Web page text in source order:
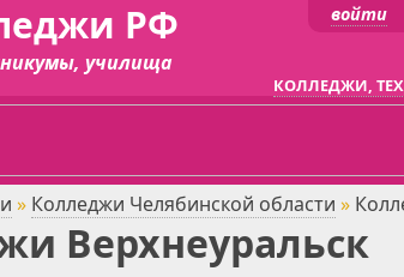
РФ
училища
войти
КОЛЛЕДЖИ,
» Колледжи Челябинской области »
Верхнеуральск